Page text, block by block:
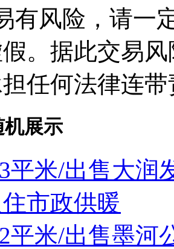
有风险，请一
。据此交易
任何法律连
展示
平米/出售大润
市政供暖
平米/出售墨河